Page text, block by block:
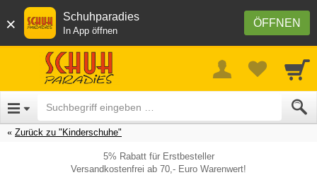
× ÖFFNEN
Schuhparadies
In App öffnen
Zurück zu "Kinderschuhe"
5% Rabatt für Erstbesteller
Versandkostenfrei ab 70,- Euro Warenwert!